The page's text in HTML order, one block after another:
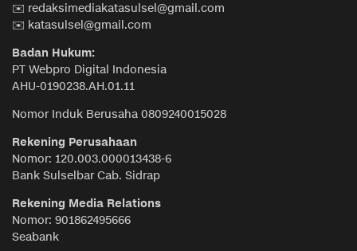
✉️ redaksimediakatasulsel@gmail.com
✉️ katasulsel@gmail.com
Badan Hukum:
PT Webpro Digital Indonesia
AHU-0190238.AH.01.11
Nomor Induk Berusaha 0809240015028
Rekening Perusahaan
Nomor: 120.003.000013438-6
Bank Sulselbar Cab. Sidrap
Rekening Media Relations
Nomor: 901862495666
Seabank